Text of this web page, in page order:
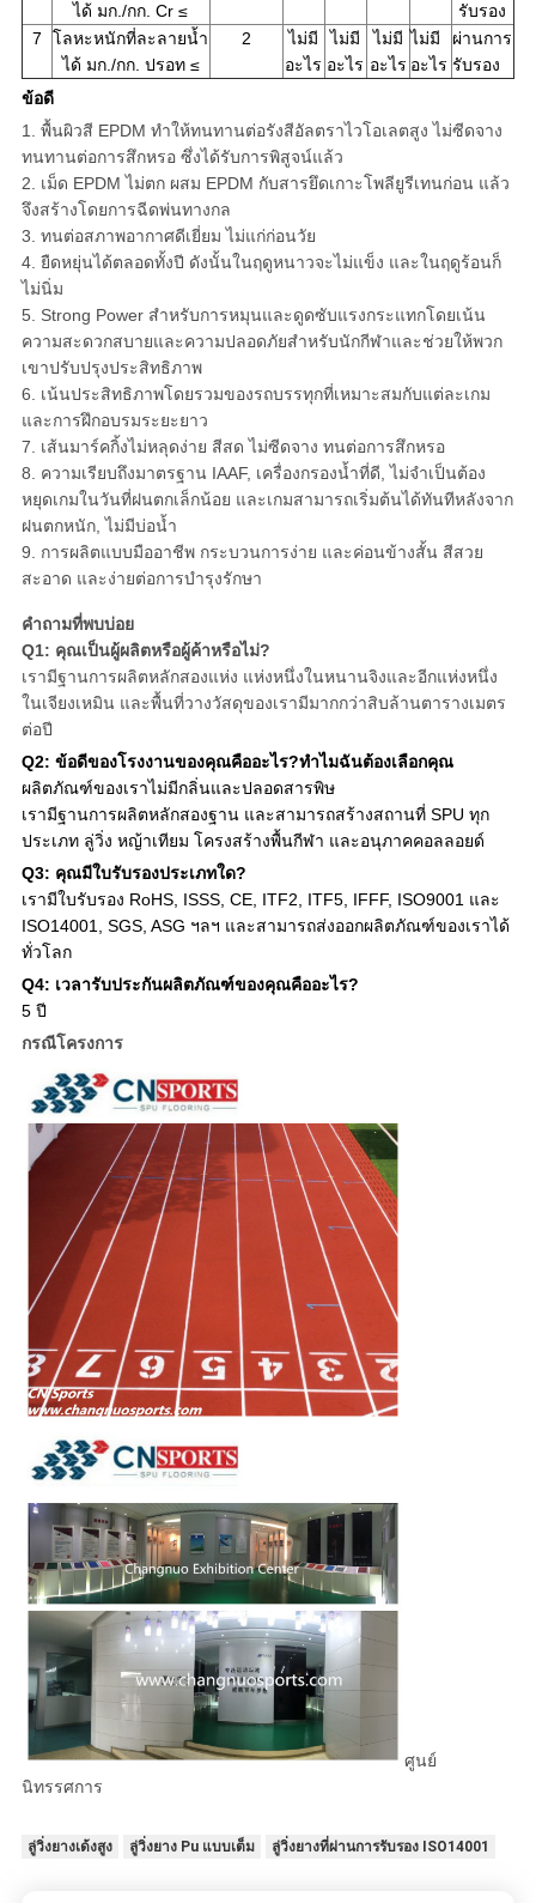
ได้ มก./กก. Cr ≤
รับรอง
7
โลหะหนักที่ละลายน้ำ
ได้ มก./กก. ปรอท ≤
2
ไม่มี
อะไร
ไม่มี
อะไร
ไม่มี
อะไร
ไม่มี
อะไร
ผ่านการ
รับรอง
ข้อดี
1. พื้นผิวสี EPDM ทำให้ทนทานต่อรังสีอัลตราไวโอเลตสูง ไม่ซีดจาง
ทนทานต่อการสึกหรอ ซึ่งได้รับการพิสูจน์แล้ว
2. เม็ด EPDM ไม่ตก ผสม EPDM กับสารยึดเกาะโพลียูรีเทนก่อน แล้ว
จึงสร้างโดยการฉีดพ่นทางกล
3. ทนต่อสภาพอากาศดีเยี่ยม ไม่แก่ก่อนวัย
4. ยืดหยุ่นได้ตลอดทั้งปี ดังนั้นในฤดูหนาวจะไม่แข็ง และในฤดูร้อนก็
ไม่นิ่ม
5. Strong Power สำหรับการหมุนและดูดซับแรงกระแทกโดยเน้น
ความสะดวกสบายและความปลอดภัยสำหรับนักกีฬาและช่วยให้พวก
เขาปรับปรุงประสิทธิภาพ
6. เน้นประสิทธิภาพโดยรวมของรถบรรทุกที่เหมาะสมกับแต่ละเกม
และการฝึกอบรมระยะยาว
7. เส้นมาร์คกิ้งไม่หลุดง่าย สีสด ไม่ซีดจาง ทนต่อการสึกหรอ
8. ความเรียบถึงมาตรฐาน IAAF, เครื่องกรองน้ำที่ดี, ไม่จำเป็นต้อง
หยุดเกมในวันที่ฝนตกเล็กน้อย และเกมสามารถเริ่มต้นได้ทันทีหลังจาก
ฝนตกหนัก, ไม่มีบ่อน้ำ
9. การผลิตแบบมืออาชีพ กระบวนการง่าย และค่อนข้างสั้น สีสวย
สะอาด และง่ายต่อการบำรุงรักษา
คำถามที่พบบ่อย
Q1: คุณเป็นผู้ผลิตหรือผู้ค้าหรือไม่?
เรามีฐานการผลิตหลักสองแห่ง แห่งหนึ่งในหนานจิงและอีกแห่งหนึ่ง
ในเจียงเหมิน และพื้นที่วางวัสดุของเรามีมากกว่าสิบล้านตารางเมตร
ต่อปี
Q2: ข้อดีของโรงงานของคุณคืออะไร?ทำไมฉันต้องเลือกคุณ
ผลิตภัณฑ์ของเราไม่มีกลิ่นและปลอดสารพิษ
เรามีฐานการผลิตหลักสองฐาน และสามารถสร้างสถานที่ SPU ทุก
ประเภท ลู่วิ่ง หญ้าเทียม โครงสร้างพื้นกีฬา และอนุภาคคอลลอยด์
Q3: คุณมีใบรับรองประเภทใด?
เรามีใบรับรอง RoHS, ISSS, CE, ITF2, ITF5, IFFF, ISO9001 และ
ISO14001, SGS, ASG ฯลฯ และสามารถส่งออกผลิตภัณฑ์ของเราได้
ทั่วโลก
Q4: เวลารับประกันผลิตภัณฑ์ของคุณคืออะไร?
5 ปี
กรณีโครงการ
ศูนย์
นิทรรศการ
ลู่วิ่งยางเด้งสูง ลู่วิ่งยาง Pu แบบเต็ม ลู่วิ่งยางที่ผ่านการรับรอง ISO14001